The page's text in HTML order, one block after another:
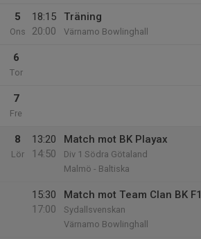
5
Ons
18:15
20:00
Träning
Värnamo Bowlinghall
6
Tor
7
Fre
8
Lör
13:20
14:50
Match mot BK Playax
Div 1 Södra Götaland
Malmö - Baltiska
15:30
17:00
Match mot Team Clan BK F1
Sydallsvenskan
Värnamo Bowlinghall